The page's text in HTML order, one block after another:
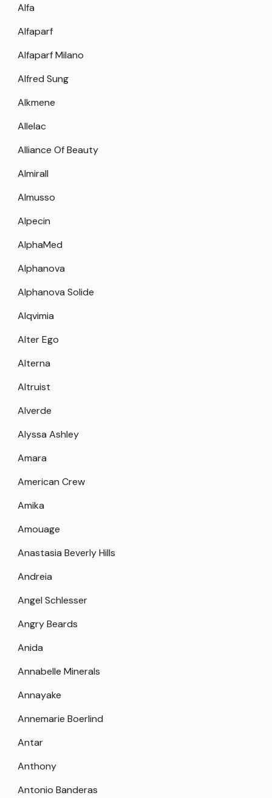
Alfa
Alfaparf
Alfaparf Milano
Alfred Sung
Alkmene
Allelac
Alliance Of Beauty
Almirall
Almusso
Alpecin
AlphaMed
Alphanova
Alphanova Solide
Alqvimia
Alter Ego
Alterna
Altruist
Alverde
Alyssa Ashley
Amara
American Crew
Amika
Amouage
Anastasia Beverly Hills
Andreia
Angel Schlesser
Angry Beards
Anida
Annabelle Minerals
Annayake
Annemarie Boerlind
Antar
Anthony
Antonio Banderas